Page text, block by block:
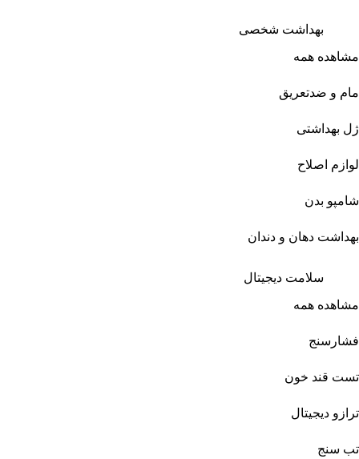
بهداشت شخصی
مشاهده همه
مام و ضدتعریق
ژل بهداشتی
لوازم اصلاح
شامپو بدن
بهداشت دهان و دندان
سلامت دیجیتال
مشاهده همه
فشارسنج
تست قند خون
ترازو دیجیتال
تب سنج